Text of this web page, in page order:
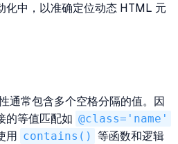
化中，以准确定位动态 HTML 元
通常包含多个空格分隔的值。因
的等值匹配如 @class='name'
用
contains() 等函数和逻辑